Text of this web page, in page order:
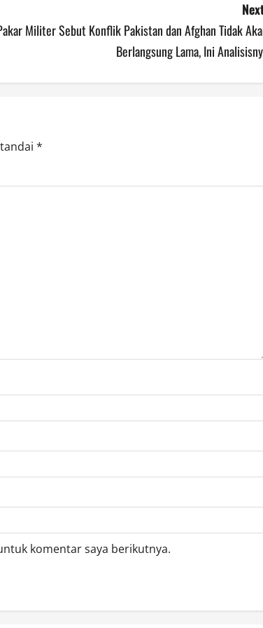
Militer Sebut Konflik Pakistan dan Afghan Tidak
Berlangsung Lama, Ini
*
komentar saya berikutnya.